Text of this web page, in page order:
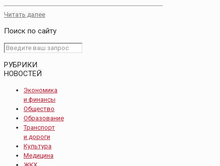
Читать далее
Поиск по сайту
РУБРИКИ
НОВОСТЕЙ
Экономика
и финансы
Общество
Образование
Транспорт
и дороги
Культура
Медицина